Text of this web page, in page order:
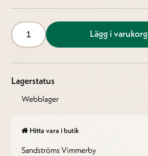
Lägg i varukorg
Lagerstatus
Webblager
Hitta vara i butik
Sandströms Vimmerby